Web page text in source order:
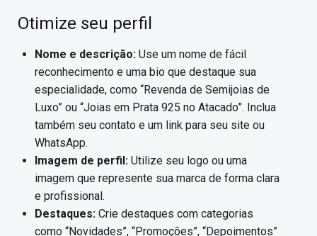
Otimize seu perfil
Nome e descrição: Use um nome de fácil
reconhecimento e uma bio que destaque sua
especialidade, como “Revenda de Semijoias de
Luxo” ou “Joias em Prata 925 no Atacado”. Inclua
também seu contato e um link para seu site ou
WhatsApp.
Imagem de perfil: Utilize seu logo ou uma
imagem que represente sua marca de forma clara
e profissional.
Destaques: Crie destaques com categorias
como “Novidades”, “Promoções”, “Depoimentos”